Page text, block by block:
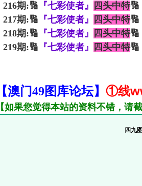
216期:🔢 『七彩使者』 四头中特🔢
217期:🔢 『七彩使者』 四头中特🔢
218期:🔢 『七彩使者』 四头中特🔢
219期:🔢 『七彩使者』 四头中特🔢
【澳门49图库论坛】 ①线
【如果您觉得本站的资料不错，请
四九